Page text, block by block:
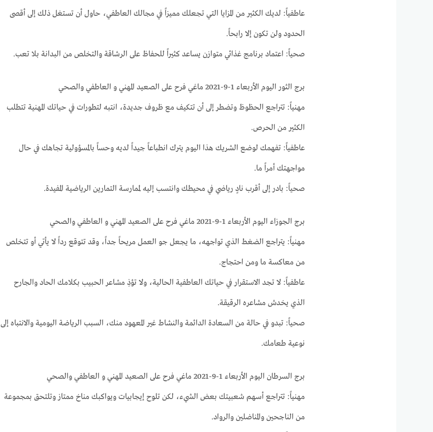
عاطفياً: لديك الكثير من المزايا التي تجعلك مميزاً في مجالك العاطفي، حاول أن تستغل ذلك إلى أقصى
الحدود ولن تكون إلا رابحاً.
صحياً: اعتماد برنامج غذائي متوازن يساعد كثيراً للحفاظ على الرشاقة والتخلص من البدانة بلا تعب.
برج الثور اليوم الأربعاء 1-9-2021 ماغي فرح على الصعيد المهني و العاطفي والصحي
مهنياً: تتراجع الحظوظ وتضطر إلى أن تتكيف مع ظروف جديدة، انتبه لتطورات في حياتك المهنية تتطلب
الكثير من الحرص.
عاطفياً: تفهمك لوضع الشريك هذا اليوم يترك انطباعاً جيداً لديه وحساً بالمسؤولية تجاهك في حال
مواجهتك أمراً ما.
صحياً: بادر إلى أقرب نادٍ رياضي في محيطك وانتسب إليه لممارسة التمارين الرياضية المفيدة.
برج الجوزاء اليوم الأربعاء 1-9-2021 ماغي فرح على الصعيد المهني و العاطفي والصحي
مهنياً: يتراجع الضغط الذي تواجهه، ما يجعل جو العمل مريحاً جداً، وقد تتوقع رداً لا يأتي أو تتخلص
من معاكسة ما ومن احتجاج.
عاطفياً: لا تجد الاستقرار في حياتك العاطفية الحالية، ولا تؤذِ مشاعر الحبيب بكلامك الحاد والجارح
الذي يخدش مشاعره الرقيقة.
صحياً: تبدو في حالة من السعادة الدائمة والنشاط غير المعهود منك، السبب الرياضة اليومية والانتباه إلى
نوعية طعامك.
برج السرطان اليوم الأربعاء 1-9-2021 ماغي فرح على الصعيد المهني و العاطفي والصحي
مهنياً: تتراجع أسهم شعبيتك بعض الشيء، لكن تلوح إيجابيات ويواكبك مناخ ممتاز وتلتحق بمجموعة
من الناجحين والمناضلين والرواد.